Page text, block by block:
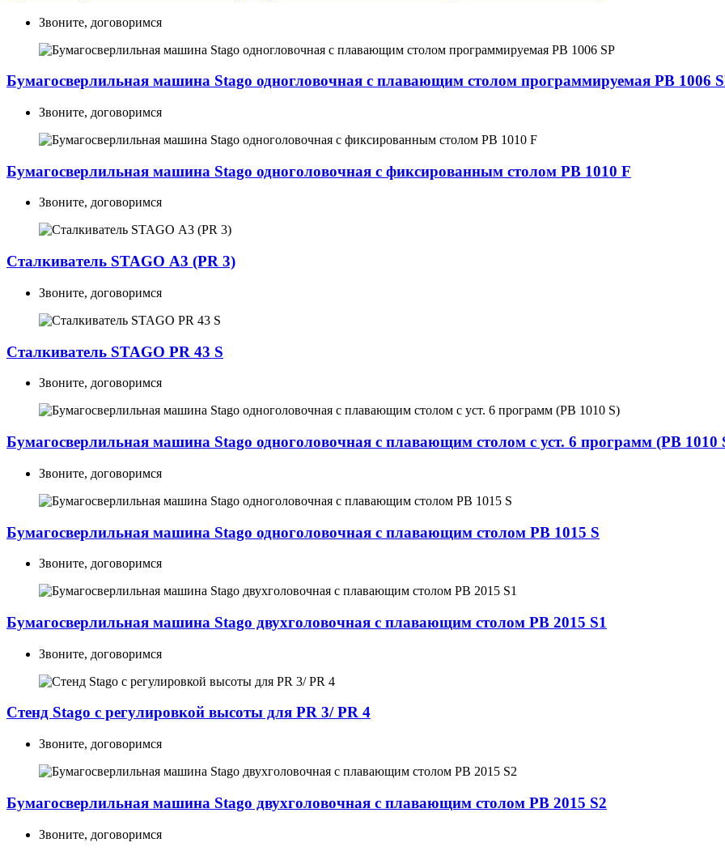
Звоните, договоримся
Бумагосверлильная машина Stago одногловочная с плавающим столом программируемая PB 1006
Звоните, договоримся
Бумагосверлильная машина Stago одноголовочная с фиксированным столом PB 1010 F
Звоните, договоримся
Сталкиватель STAGO А3 (PR 3)
Звоните, договоримся
Сталкиватель STAGO PR 43 S
Звоните, договоримся
Бумагосверлильная машина Stago одноголовочная с плавающим столом с уст. 6 программ (PB 1010
Звоните, договоримся
Бумагосверлильная машина Stago одноголовочная с плавающим столом PB 1015 S
Звоните, договоримся
Бумагосверлильная машина Stago двухголовочная с плавающим столом PB 2015 S1
Звоните, договоримся
Стенд Stago с регулировкой высоты для PR 3/ PR 4
Звоните, договоримся
Бумагосверлильная машина Stago двухголовочная с плавающим столом PB 2015 S2
Звоните, договоримся